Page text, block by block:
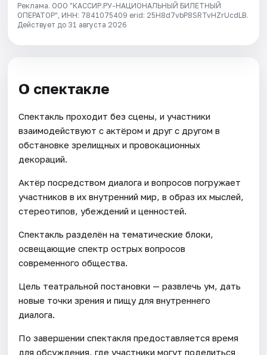
Реклама. ООО "КАССИР.РУ-НАЦИОНАЛЬНЫЙ БИЛЕТНЫЙ
ОПЕРАТОР", ИНН: 7841075409 erid: 25H8d7vbP8SRTvHZrUcdLB.
Действует до 31 августа 2026
О спектакле
Спектакль проходит без сцены, и участники
взаимодействуют с актёром и друг с другом в
обстановке зрелищных и провокационных
декораций.
Актёр посредством диалога и вопросов погружает
участников в их внутренний мир, в образ их мыслей,
стереотипов, убеждений и ценностей.
Спектакль разделён на тематические блоки,
освещающие спектр острых вопросов
современного общества.
Цель театральной постановки — развлечь ум, дать
новые точки зрения и пищу для внутреннего
диалога.
По завершении спектакля предоставляется время
для обсуждения, где участники могут поделиться